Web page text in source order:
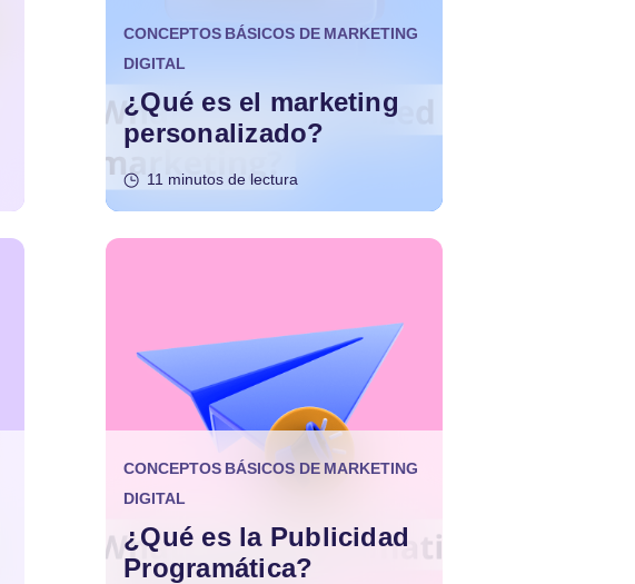
CONCEPTOS BÁSICOS DE MARKETING
DIGITAL
¿Qué es el marketing
personalizado?
11 minutos de lectura
CONCEPTOS BÁSICOS DE MARKETING
DIGITAL
¿Qué es la Publicidad
Programática?